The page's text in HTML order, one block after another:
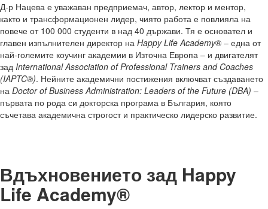
Д-р Нацева е уважаван предприемач, автор, лектор и ментор,
както и трансформационен лидер, чиято работа е повлияла на
повече от 100 000 студенти в над 40 държави. Тя е основател и
главен изпълнителен директор на Happy Life Academy® – една от
най-големите коучинг академии в Източна Европа – и двигателят
зад International Association of Professional Trainers and Coaches
(IAPTC®). Нейните академични постижения включват създаването
на Doctor of Business Administration: Leaders of the Future (DBA) –
първата по рода си докторска програма в България, която
съчетава академична строгост и практическо лидерско развитие.
Вдъхновението зад Happy
Life Academy®